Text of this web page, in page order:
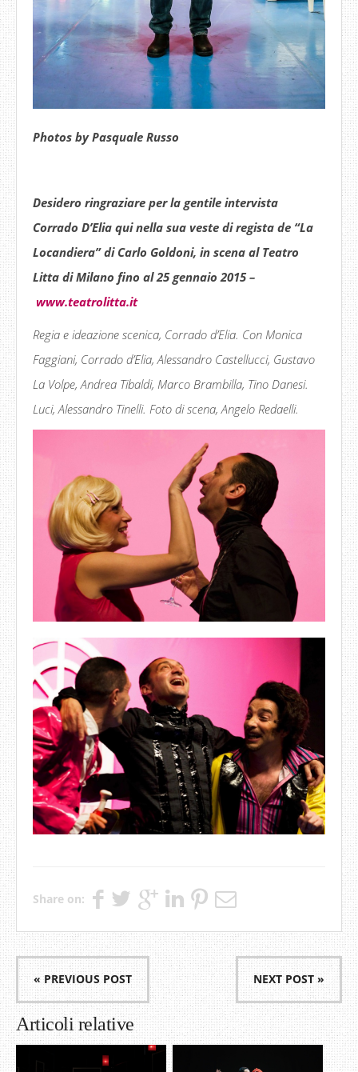
Photos by Pasquale Russo
Desidero ringraziare per la gentile intervista
Corrado D’Elia qui nella sua veste di regista de “La
Locandiera” di Carlo Goldoni, in scena al Teatro
Litta di Milano fino al 25 gennaio 2015 –
www.teatrolitta.it
Regia e ideazione scenica, Corrado d’Elia. Con Monica
Faggiani, Corrado d’Elia, Alessandro Castellucci, Gustavo
La Volpe, Andrea Tibaldi, Marco Brambilla, Tino Danesi.
Luci, Alessandro Tinelli. Foto di scena, Angelo Redaelli.
Share on:
« PREVIOUS POST NEXT POST »
Articoli relative